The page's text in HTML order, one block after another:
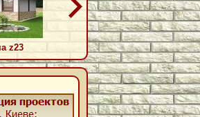
z23 Проект дома z217